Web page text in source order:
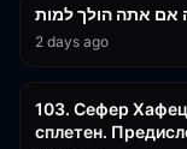
2 days ago
103. Сефер
сплетен.